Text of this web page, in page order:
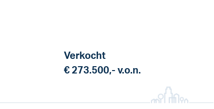
Verkocht
€ 273.500,- v.o.n.